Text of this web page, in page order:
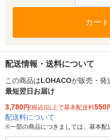
カー
配送情報・送料について
この商品はLOHACOが販売・発
最短翌日お届け
3,780円(税込)以上で基本配送料550
配送料について
※一部の商品につきましては、基本配